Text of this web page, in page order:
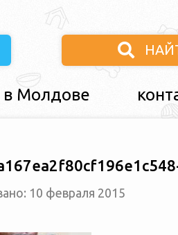
Молдове
10 февраля 2015